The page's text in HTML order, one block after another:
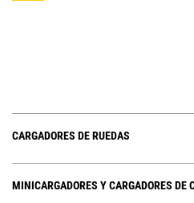
CARGADORES DE RUEDAS
MINICARGADORES Y CARGADORES DE